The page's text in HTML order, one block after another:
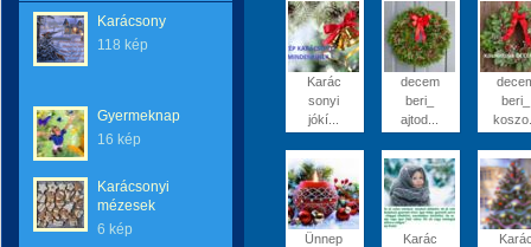
Karácsony
118 kép
Gyermeknap
16 kép
Karácsonyi
mézesek
6 kép
Karác
sonyi
jókí...
decem
beri_
ajtod...
beri_
Ünnep
Karác